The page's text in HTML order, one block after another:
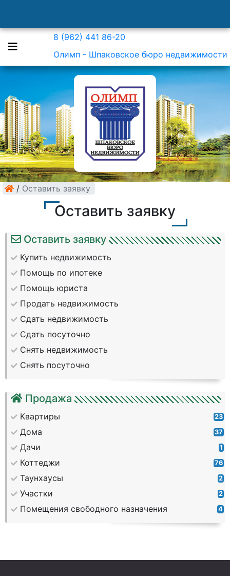
8 (962) 441 86-20
Олимп - Шпаковское бюро недвижимости
/ Оставить заявку
Оставить заявку
Оставить заявку
Купить недвижимость
Помощь по ипотеке
Помощь юриста
Продать недвижимость
Сдать недвижимость
Сдать посуточно
Снять недвижимость
Снять посуточно
Продажа
Квартиры 23
Дома 37
Дачи 1
Коттеджи 76
Таунхаусы 2
Участки 2
Помещения свободного назначения 4